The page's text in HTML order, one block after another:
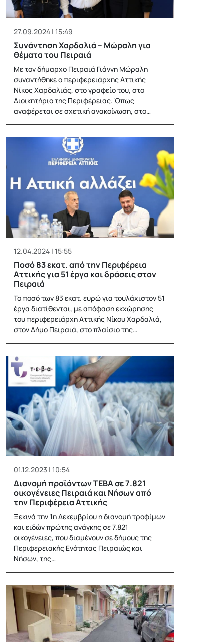
27.09.2024 | 15:49
Συνάντηση Χαρδαλιά – Μώραλη για
θέματα του Πειραιά
Με τον δήμαρχο Πειραιά Γιάννη Μώραλη
συναντήθηκε ο περιφερειάρχης Αττικής
Νίκος Χαρδαλιάς, στο γραφείο του, στο
Διοικητήριο της Περιφέρειας. Όπως
αναφέρεται σε σχετική ανακοίνωση, στο…
12.04.2024 | 15:55
Ποσό 83 εκατ. από την Περιφέρεια
Αττικής για 51 έργα και δράσεις στον
Πειραιά
Το ποσό των 83 εκατ. ευρώ για τουλάχιστον 51
έργα διατίθενται, με απόφαση εκχώρησης
του περιφερειάρχη Αττικής Νίκου Χαρδαλιά,
στον Δήμο Πειραιά, στο πλαίσιο της…
01.12.2023 | 10:54
Διανομή προϊόντων ΤΕΒΑ σε 7.821
οικογένειες Πειραιά και Νήσων από
την Περιφέρεια Αττικής
Ξεκινά την 1η Δεκεμβρίου η διανομή τροφίμων
και ειδών πρώτης ανάγκης σε 7.821
οικογένειες, που διαμένουν σε δήμους της
Περιφερειακής Ενότητας Πειραιώς και
Νήσων, της…